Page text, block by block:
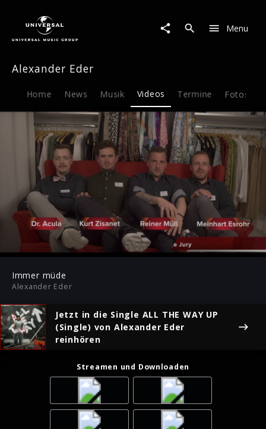
Video
Immer
Menu
Alexander Eder
Home News Musik Videos Termine Fotos
Play
-02:38
Mute
Play
Immer müde
Alexander Eder
Jetzt in die Single ALL THE WAY UP
(Single) von Alexander Eder
reinhören
Streamen und Downloaden